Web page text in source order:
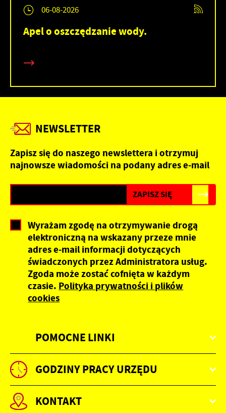
06-08-2026
Apel o oszczędzanie wody.
POMOCNE LINKI
NEWSLETTER
Zapisz się do naszego newslettera i otrzymuj
najnowsze wiadomości na podany adres e-mail
Wyrażam zgodę na otrzymywanie drogą
elektroniczną na wskazany przeze mnie
adres e-mail informacji dotyczących
świadczonych przez Administratora usług.
Zgoda może zostać cofnięta w każdym
czasie. Polityka prywatności i plików
cookies
GODZINY PRACY URZĘDU
KONTAKT